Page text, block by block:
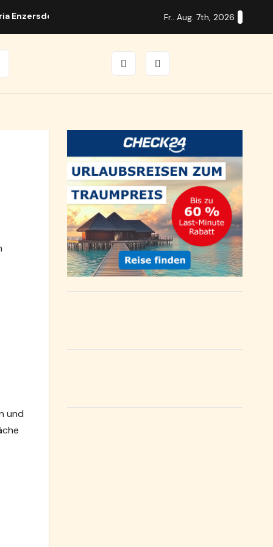
Enzersdorf Guitar Days in Brunn mit internationalen
Fr.. Aug. 7th, 2026
und